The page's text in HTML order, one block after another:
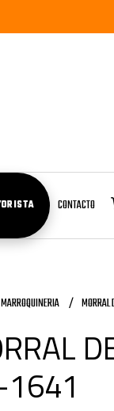
CONTACTO
MARROQUINERIA